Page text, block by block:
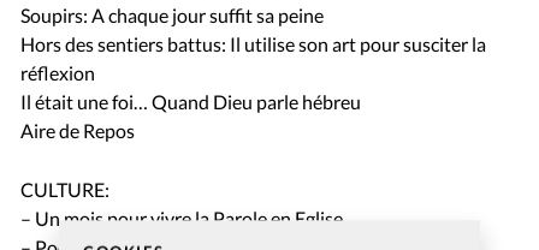
Soupirs: A chaque jour suffit sa peine
Hors des sentiers battus: Il utilise son art pour susciter la
réflexion
Il était une foi… Quand Dieu parle hébreu
Aire de Repos
CULTURE:
– Un mois pour vivre la Parole en Eglise